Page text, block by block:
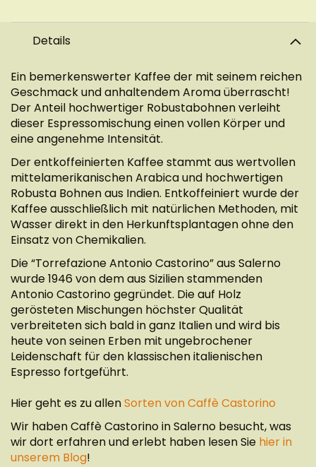
Details
Ein bemerkenswerter Kaffee der mit seinem reichen
Geschmack und anhaltendem Aroma überrascht!
Der Anteil hochwertiger Robustabohnen verleiht
dieser Espressomischung einen vollen Körper und
eine angenehme Intensität.
Der entkoffeinierten Kaffee stammt aus wertvollen
mittelamerikanischen Arabica und hochwertigen
Robusta Bohnen aus Indien. Entkoffeiniert wurde der
Kaffee ausschließlich mit natürlichen Methoden, mit
Wasser direkt in den Herkunftsplantagen ohne den
Einsatz von Chemikalien.
Die “Torrefazione Antonio Castorino” aus Salerno
wurde 1946 von dem aus Sizilien stammenden
Antonio Castorino gegründet. Die auf Holz
gerösteten Mischungen höchster Qualität
verbreiteten sich bald in ganz Italien und wird bis
heute von seinen Erben mit ungebrochener
Leidenschaft für den klassischen italienischen
Espresso fortgeführt.
Hier geht es zu allenSorten von Caffè Castorino
Wir haben Caffè Castorino in Salerno besucht, was
wir dort erfahren und erlebt haben lesen Sie hier in
unserem Blog!